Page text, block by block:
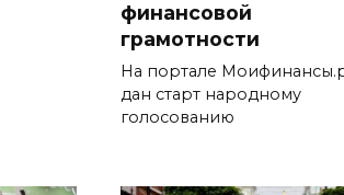
финансовой
грамотности
На портале
дан старт народному
голосованию